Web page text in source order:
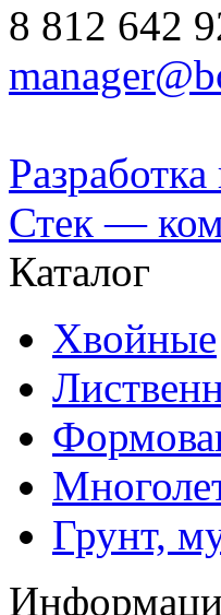
8 812 642
Стек —
Каталог
Хвойные
Грунт,